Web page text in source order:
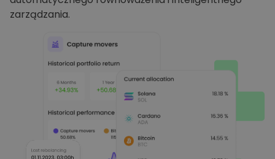
zarządzania.